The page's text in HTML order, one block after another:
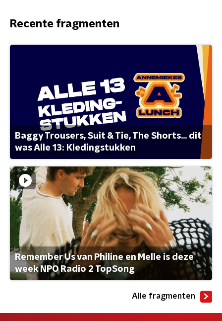
Recente fragmenten
Baggy Trousers, Suit & Tie, The Shorts... dit
was Alle 13: Kledingstukken
Remember Us van Philine en Melle is deze
week NPO Radio 2 TopSong
Alle fragmenten